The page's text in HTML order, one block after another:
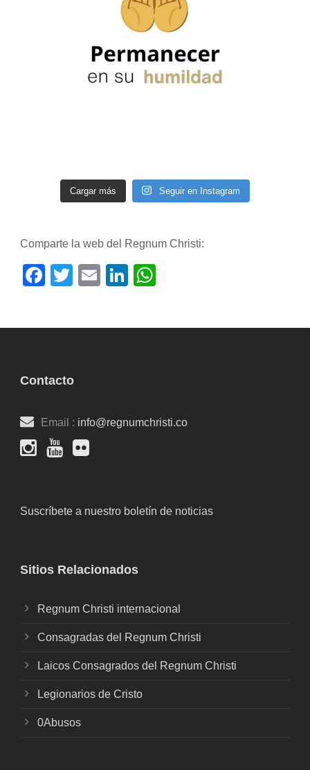
Cargar más Seguir en Instagram
Comparte la web del Regnum Christi:
Facebook
Twitter
EmailLinkedIn
Contacto
Email : info@regnumchristi.co
Suscríbete a nuestro boletín de noticias
Sitios Relacionados
Regnum Christi internacional
Consagradas del Regnum Christi
Laicos Consagrados del Regnum Christi
Legionarios de Cristo
0Abusos